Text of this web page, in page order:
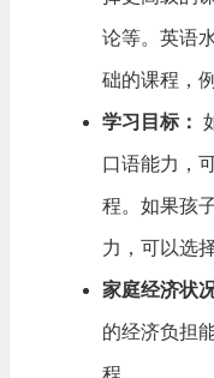
论等。英语
础的课程，
学习目标：
口语能力，
程。如果孩
力，可以选
家庭经济状
的经济负担
程。